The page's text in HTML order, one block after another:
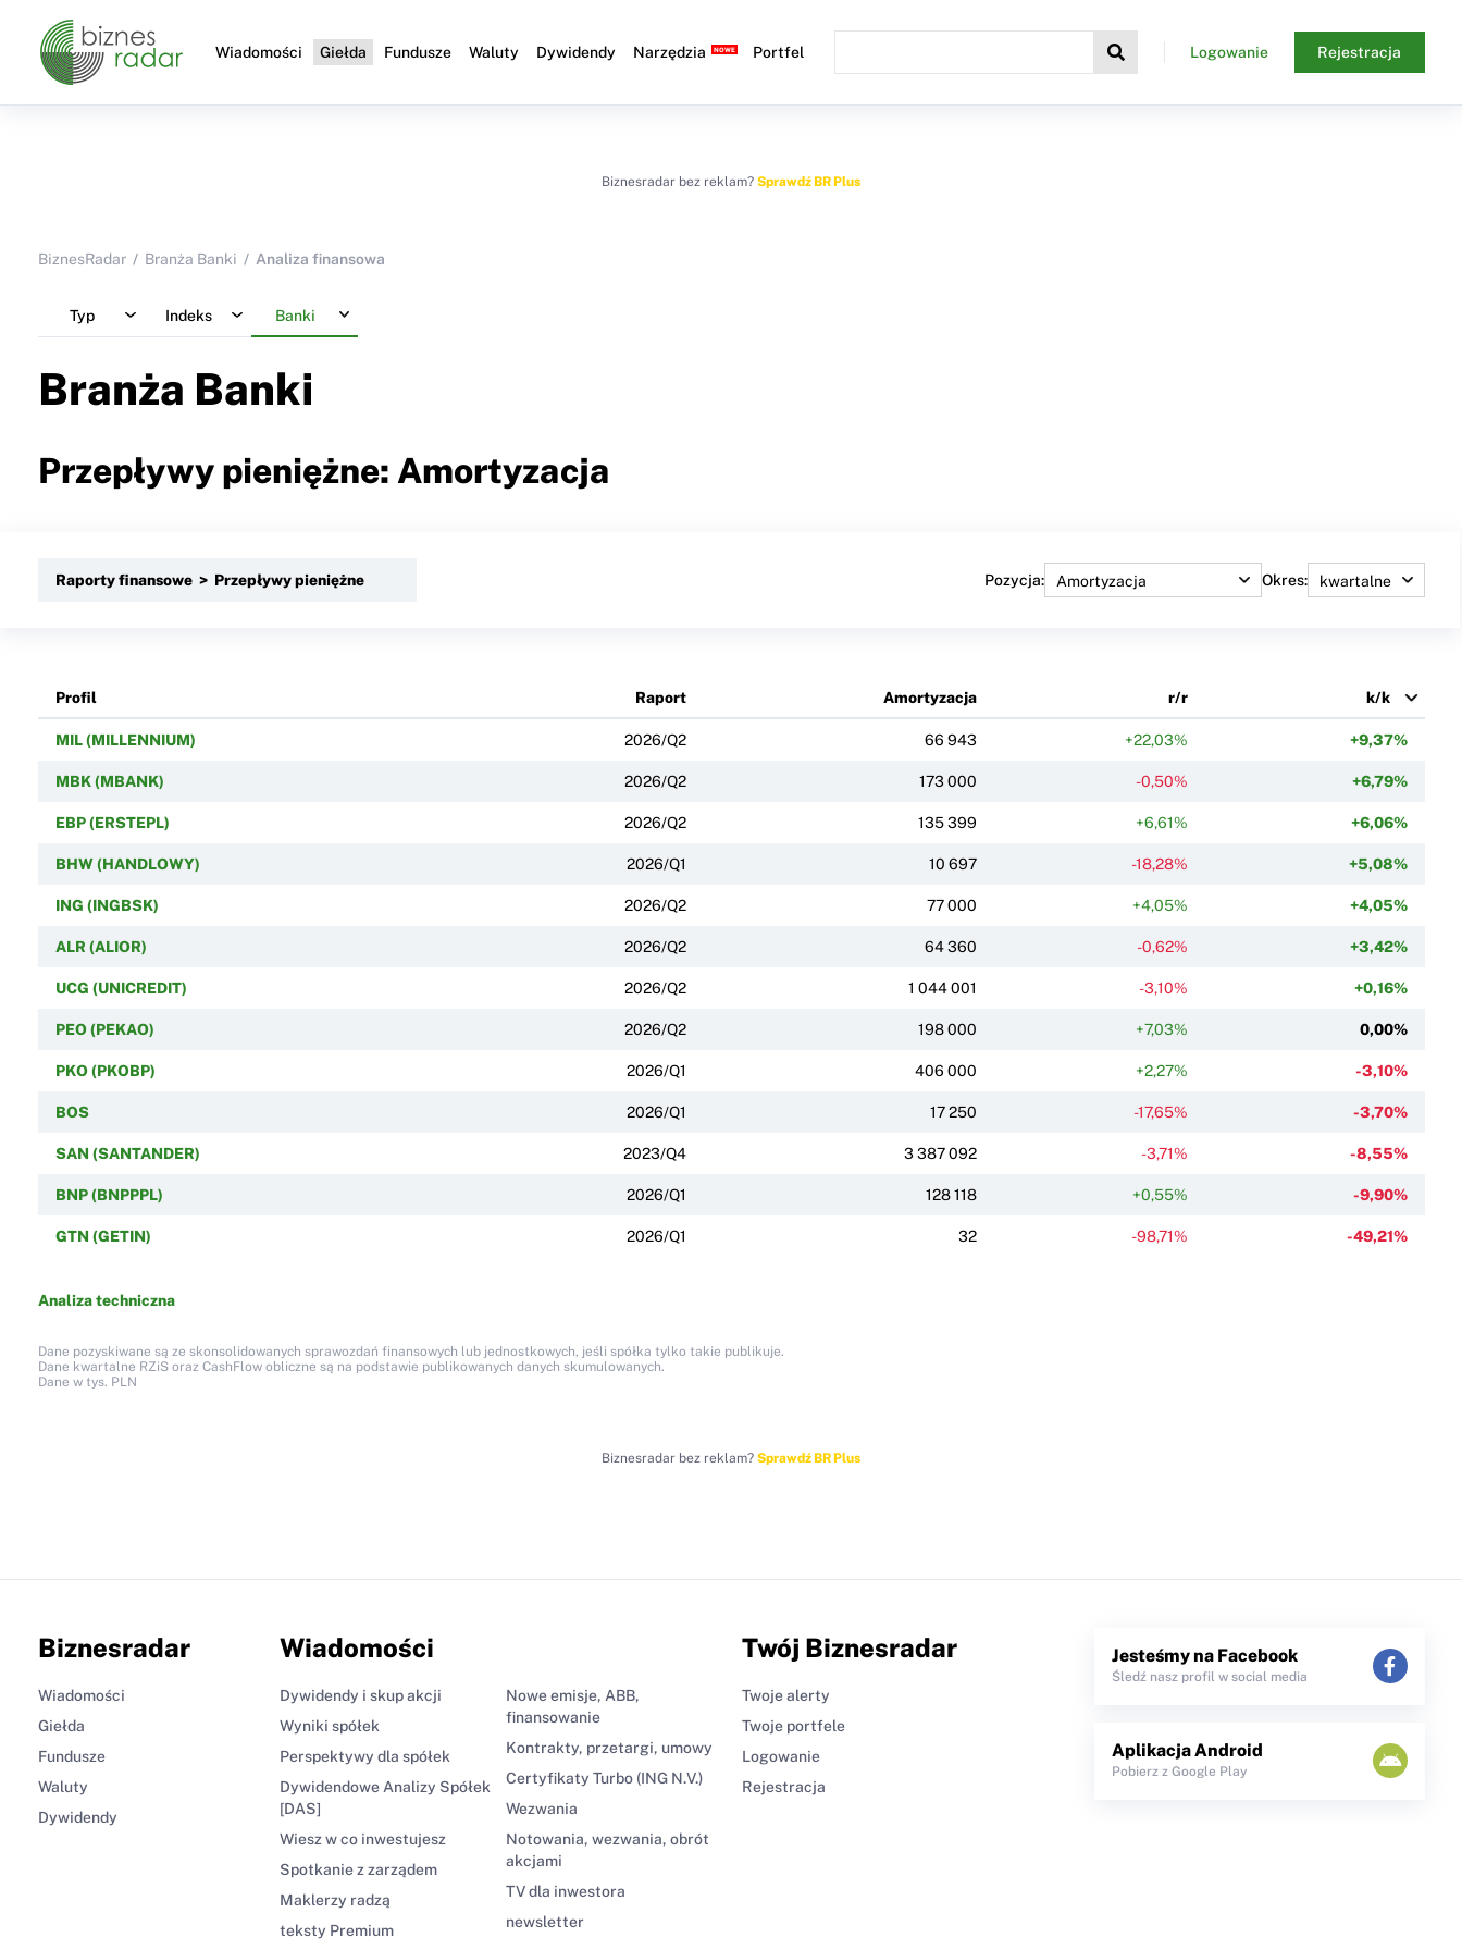
Wiadomości Giełda Fundusze Waluty Dywidendy Narzędzia Portfel Logowanie Rejestracja
Biznesradar bez reklam? Sprawdź BR Plus
BiznesRadar Branża Banki Analiza finansowa
Typ Indeks Banki
Branża Banki
Przepływy pieniężne: Amortyzacja
Raporty finansowe > Przepływy pieniężne Pozycja: Okres:
Profil Raport Amortyzacja r/r k/k
MIL (MILLENNIUM) 2026/Q2 66 943 +22,03% +9,37%
MBK (MBANK) 2026/Q2 173 000 -0,50% +6,79%
EBP (ERSTEPL) 2026/Q2 135 399 +6,61% +6,06%
BHW (HANDLOWY) 2026/Q1 10 697 -18,28% +5,08%
ING (INGBSK) 2026/Q2 77 000 +4,05% +4,05%
ALR (ALIOR) 2026/Q2 64 360 -0,62% +3,42%
UCG (UNICREDIT) 2026/Q2 1 044 001 -3,10% +0,16%
PEO (PEKAO) 2026/Q2 198 000 +7,03% 0,00%
PKO (PKOBP) 2026/Q1 406 000 +2,27% -3,10%
BOS 2026/Q1 17 250 -17,65% -3,70%
SAN (SANTANDER) 2023/Q4 3 387 092 -3,71% -8,55%
BNP (BNPPPL) 2026/Q1 128 118 +0,55% -9,90%
GTN (GETIN) 2026/Q1 32 -98,71% -49,21%
Analiza techniczna
Dane pozyskiwane są ze skonsolidowanych sprawozdań finansowych lub jednostkowych, jeśli spółka tylko takie publikuje.
Dane kwartalne RZiS oraz CashFlow obliczne są na podstawie publikowanych danych skumulowanych.
Dane w tys. PLN
Biznesradar bez reklam? Sprawdź BR Plus
Biznesradar
Wiadomości
Giełda
Fundusze
Waluty
Dywidendy
Wiadomości
Dywidendy i skup akcji
Wyniki spółek
Perspektywy dla spółek
Dywidendowe Analizy Spółek
[DAS]
Wiesz w co inwestujesz
Spotkanie z zarządem
Maklerzy radzą
teksty Premium
Nowe emisje, ABB,
finansowanie
Kontrakty, przetargi, umowy
Certyfikaty Turbo (ING N.V.)
Wezwania
Notowania, wezwania, obrót
akcjami
TV dla inwestora
newsletter
Twój Biznesradar
Twoje alerty
Twoje portfele
Logowanie
Rejestracja
Jesteśmy na Facebook
Śledź nasz profil w social media
Aplikacja Android
Pobierz z Google Play